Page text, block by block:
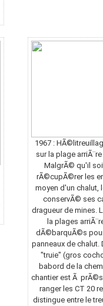
1967 :
sur la plage
MalgrÃ© qu'il
rÃ©cupÃ©rer les
moyen d'un chalut,
conservÃ© ses
dragueur de mines.
la plages
dÃ©barquÃ©s
panneaux de chalut.
"truie" (gros
babord de la
chantier est Ã
ranger les CT 20
distingue entre le